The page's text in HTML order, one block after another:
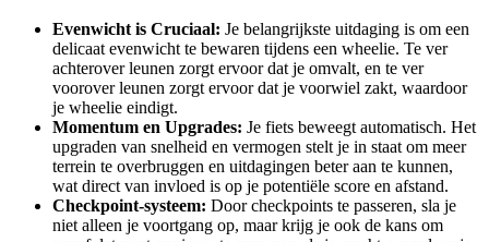
Evenwicht is Cruciaal: Je belangrijkste uitdaging is om een
delicaat evenwicht te bewaren tijdens een wheelie. Te ver
achterover leunen zorgt ervoor dat je omvalt, en te ver
voorover leunen zorgt ervoor dat je voorwiel zakt, waardoor
je wheelie eindigt.
Momentum en Upgrades: Je fiets beweegt automatisch. Het
upgraden van snelheid en vermogen stelt je in staat om meer
terrein te overbruggen en uitdagingen beter aan te kunnen,
wat direct van invloed is op je potentiële score en afstand.
Checkpoint-systeem: Door checkpoints te passeren, sla je
niet alleen je voortgang op, maar krijg je ook de kans om